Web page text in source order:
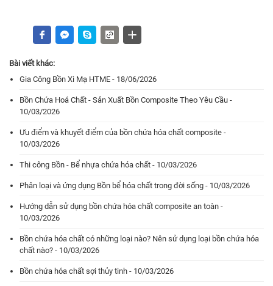
Bài viết khác:
Gia Công Bồn Xi Mạ HTME - 18/06/2026
Bồn Chứa Hoá Chất - Sản Xuất Bồn Composite Theo Yêu Cầu -
10/03/2026
Ưu điểm và khuyết điểm của bồn chứa hóa chất composite -
10/03/2026
Thi công Bồn - Bể nhựa chứa hóa chất - 10/03/2026
Phân loại và ứng dụng Bồn bể hóa chất trong đời sống - 10/03/2026
Hướng dẫn sử dụng bồn chứa hóa chất composite an toàn -
10/03/2026
Bồn chứa hóa chất có những loại nào? Nên sử dụng loại bồn chứa hóa
chất nào? - 10/03/2026
Bồn chứa hóa chất sợi thủy tinh - 10/03/2026